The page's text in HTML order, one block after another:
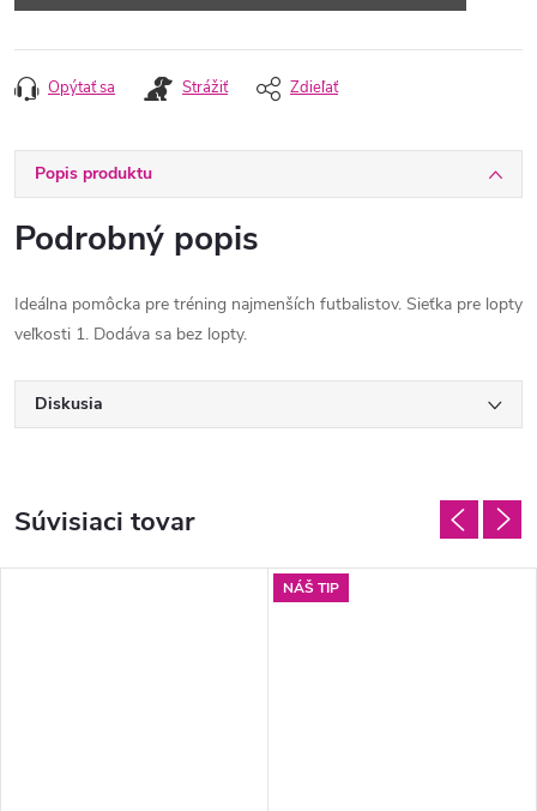
Opýtať sa Strážiť Zdieľať
Popis produktu
Podrobný popis
Ideálna pomôcka pre tréning najmenších futbalistov. Sieťka pre lopty
veľkosti 1. Dodáva sa bez lopty.
Diskusia
Súvisiaci tovar
NÁŠ TIP